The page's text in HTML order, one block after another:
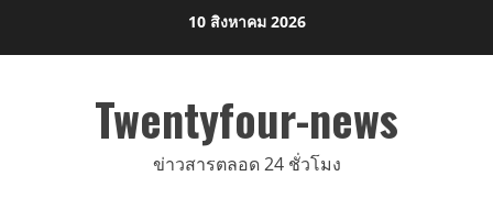
10 สิงหาคม 2026
Twentyfour-news
ข่าวสารตลอด 24 ชั่วโมง